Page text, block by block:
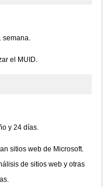
el MUID.
y 24 días.
sitios web de Microsoft.
de sitios web y otras